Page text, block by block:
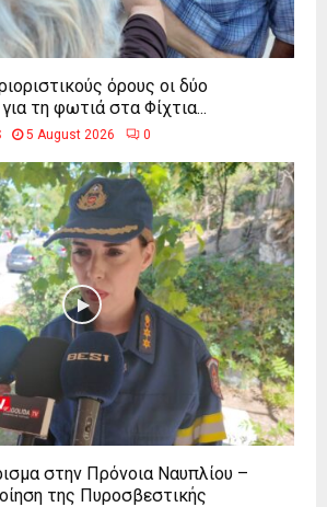
όρους οι δύο
τη φωτιά στα Φίχτια...
5 August 2026 0
στην Πρόνοια Ναυπλίου –
της Πυροσβεστικής